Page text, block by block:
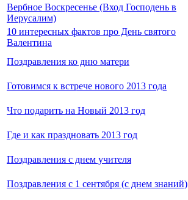
Вербное Воскресенье (Вход Господень в
Иерусалим)
10 интересных фактов про День святого
Валентина
Поздравления ко дню матери
Готовимся к встрече нового 2013 года
Что подарить на Новый 2013 год
Где и как праздновать 2013 год
Поздравления с днем учителя
Поздравления с 1 сентября (с днем знаний)